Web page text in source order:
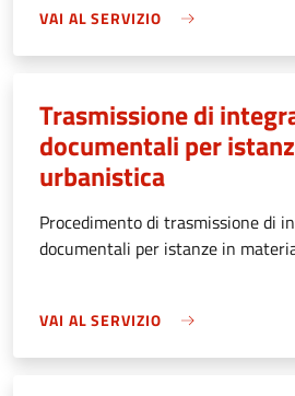
VAI AL SERVIZIO
Trasmissione di
documentali per
urbanistica
Procedimento di trasmissione di
documentali per istanze in
VAI AL SERVIZIO